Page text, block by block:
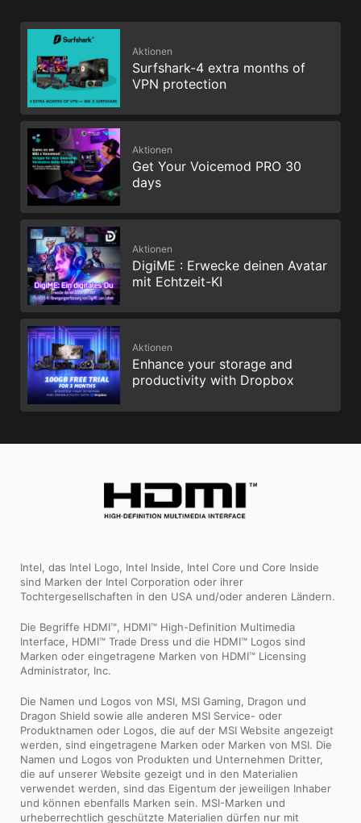
Aktionen
Surfshark-4 extra months of
VPN protection
Aktionen
Get Your Voicemod PRO 30
days
Aktionen
DigiME : Erwecke deinen Avatar
mit Echtzeit-KI
Aktionen
Enhance your storage and
productivity with Dropbox
Intel, das Intel Logo, Intel Inside, Intel Core und Core Inside
sind Marken der Intel Corporation oder ihrer
Tochtergesellschaften in den USA und/oder anderen Ländern.
Die Begriffe HDMI™, HDMI™ High-Definition Multimedia
Interface, HDMI™ Trade Dress und die HDMI™ Logos sind
Marken oder eingetragene Marken von HDMI™ Licensing
Administrator, Inc.
Die Namen und Logos von MSI, MSI Gaming, Dragon und
Dragon Shield sowie alle anderen MSI Service- oder
Produktnamen oder Logos, die auf der MSI Website angezeigt
werden, sind eingetragene Marken oder Marken von MSI. Die
Namen und Logos von Produkten und Unternehmen Dritter,
die auf unserer Website gezeigt und in den Materialien
verwendet werden, sind das Eigentum der jeweiligen Inhaber
und können ebenfalls Marken sein. MSI-Marken und
urheberrechtlich geschützte Materialien dürfen nur mit